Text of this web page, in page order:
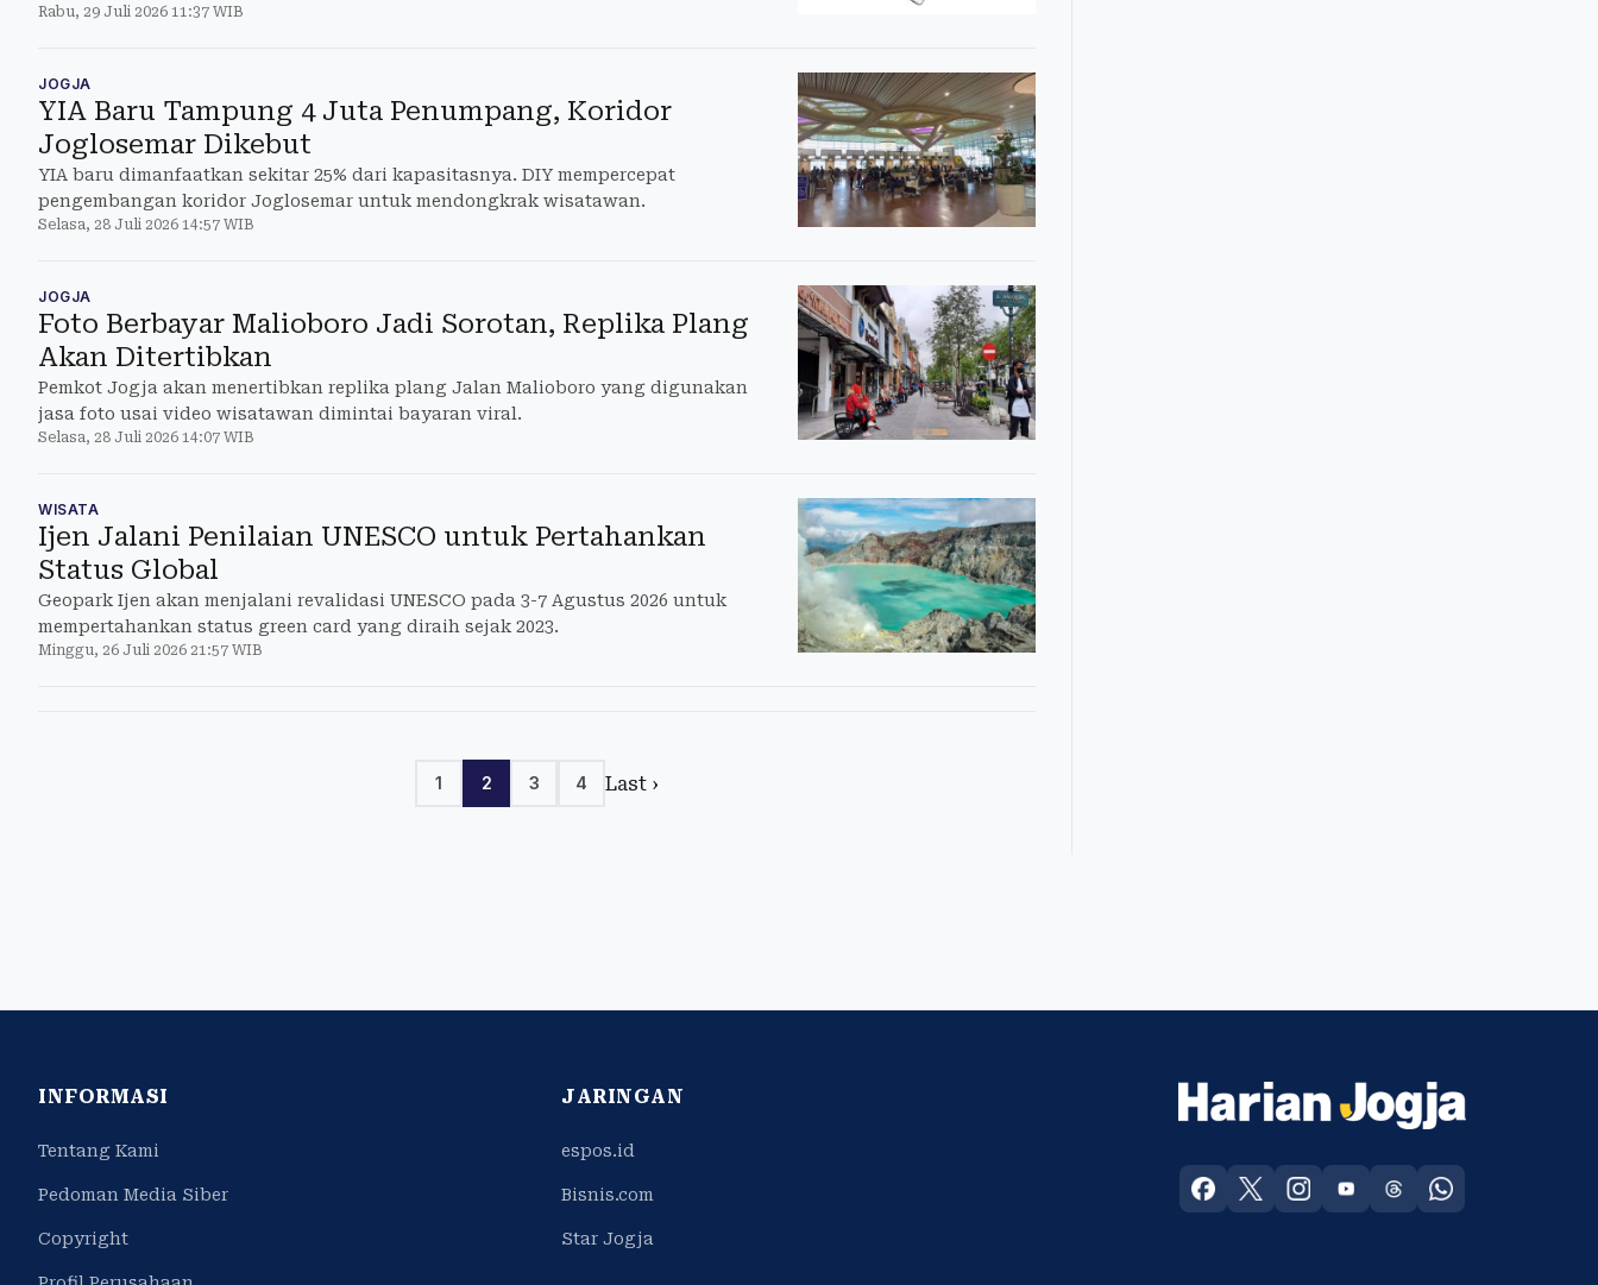
Rabu, 29 Juli 2026 11:37 WIB
JOGJA
YIA Baru Tampung 4 Juta Penumpang, Koridor
Joglosemar Dikebut
YIA baru dimanfaatkan sekitar 25% dari kapasitasnya. DIY mempercepat
pengembangan koridor Joglosemar untuk mendongkrak wisatawan.
Selasa, 28 Juli 2026 14:57 WIB
JOGJA
Foto Berbayar Malioboro Jadi Sorotan, Replika Plang
Akan Ditertibkan
Pemkot Jogja akan menertibkan replika plang Jalan Malioboro yang digunakan
jasa foto usai video wisatawan dimintai bayaran viral.
Selasa, 28 Juli 2026 14:07 WIB
WISATA
Ijen Jalani Penilaian UNESCO untuk Pertahankan
Status Global
Geopark Ijen akan menjalani revalidasi UNESCO pada 3-7 Agustus 2026 untuk
mempertahankan status green card yang diraih sejak 2023.
Minggu, 26 Juli 2026 21:57 WIB
1 2 3 4 Last ›
INFORMASI
Tentang Kami
Pedoman Media Siber
Copyright
JARINGAN
espos.id
Bisnis.com
Star Jogja